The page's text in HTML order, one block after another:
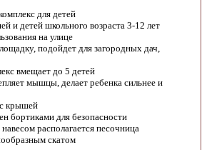
для детей
и детей школьного возраста 3-12 лет
на улице
подойдет для загородных дач,
вмещает до 5 детей
мышцы, делает ребенка сильнее и
крышей
бортиками для безопасности
располагается песочница
скатом